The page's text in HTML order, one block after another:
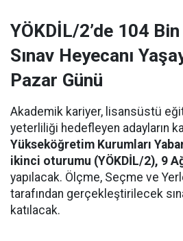
YÖKDİL/2’de 104
Sınav Heyecanı
Pazar Günü
Akademik kariyer, lisansüstü
yeterliliği hedefleyen adayların
Yükseköğretim Kurumları
ikinci oturumu (YÖKDİL/2), 9
yapılacak. Ölçme, Seçme ve
tarafından gerçekleştirilecek
katılacak.